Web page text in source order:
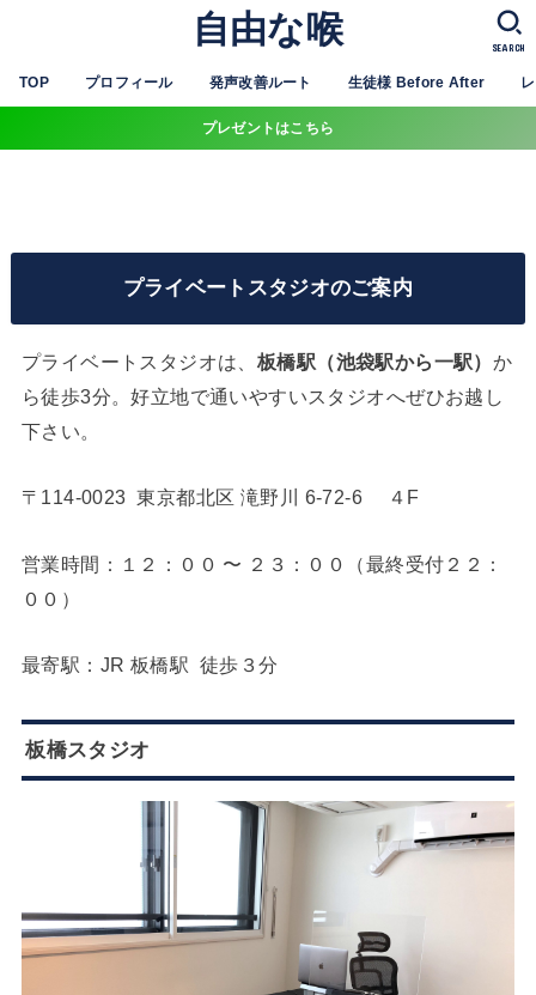
自由な喉
TOP プロフィール 発声改善ルート 生徒様 Before After
SEARCH
プレゼントはこちら
プライベートスタジオのご案内
プライベートスタジオは、 板橋駅（池袋駅から一駅） か
ら徒歩3分。好立地で通いやすいスタジオへぜひお越し
下さい。
〒114-0023 東京都北区 滝野川 6-72-6 ４F
営業時間：１２：００ 〜 ２３：００（最終受付２２：
００）
最寄駅：JR 板橋駅 徒歩３分
板橋スタジオ